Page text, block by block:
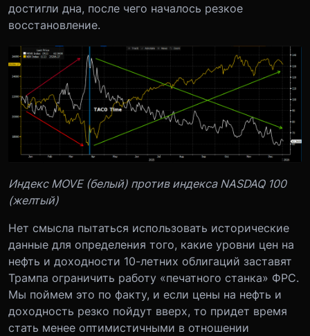
достигли дна, после чего началось резкое
восстановление.
Индекс MOVE (белый) против индекса NASDAQ 100
(желтый)
Нет смысла пытаться использовать исторические
данные для определения того, какие уровни цен на
нефть и доходности 10-летних облигаций заставят
Трампа ограничить работу «печатного станка» ФРС.
Мы поймем это по факту, и если цены на нефть и
доходность резко пойдут вверх, то придет время
стать менее оптимистичными в отношении